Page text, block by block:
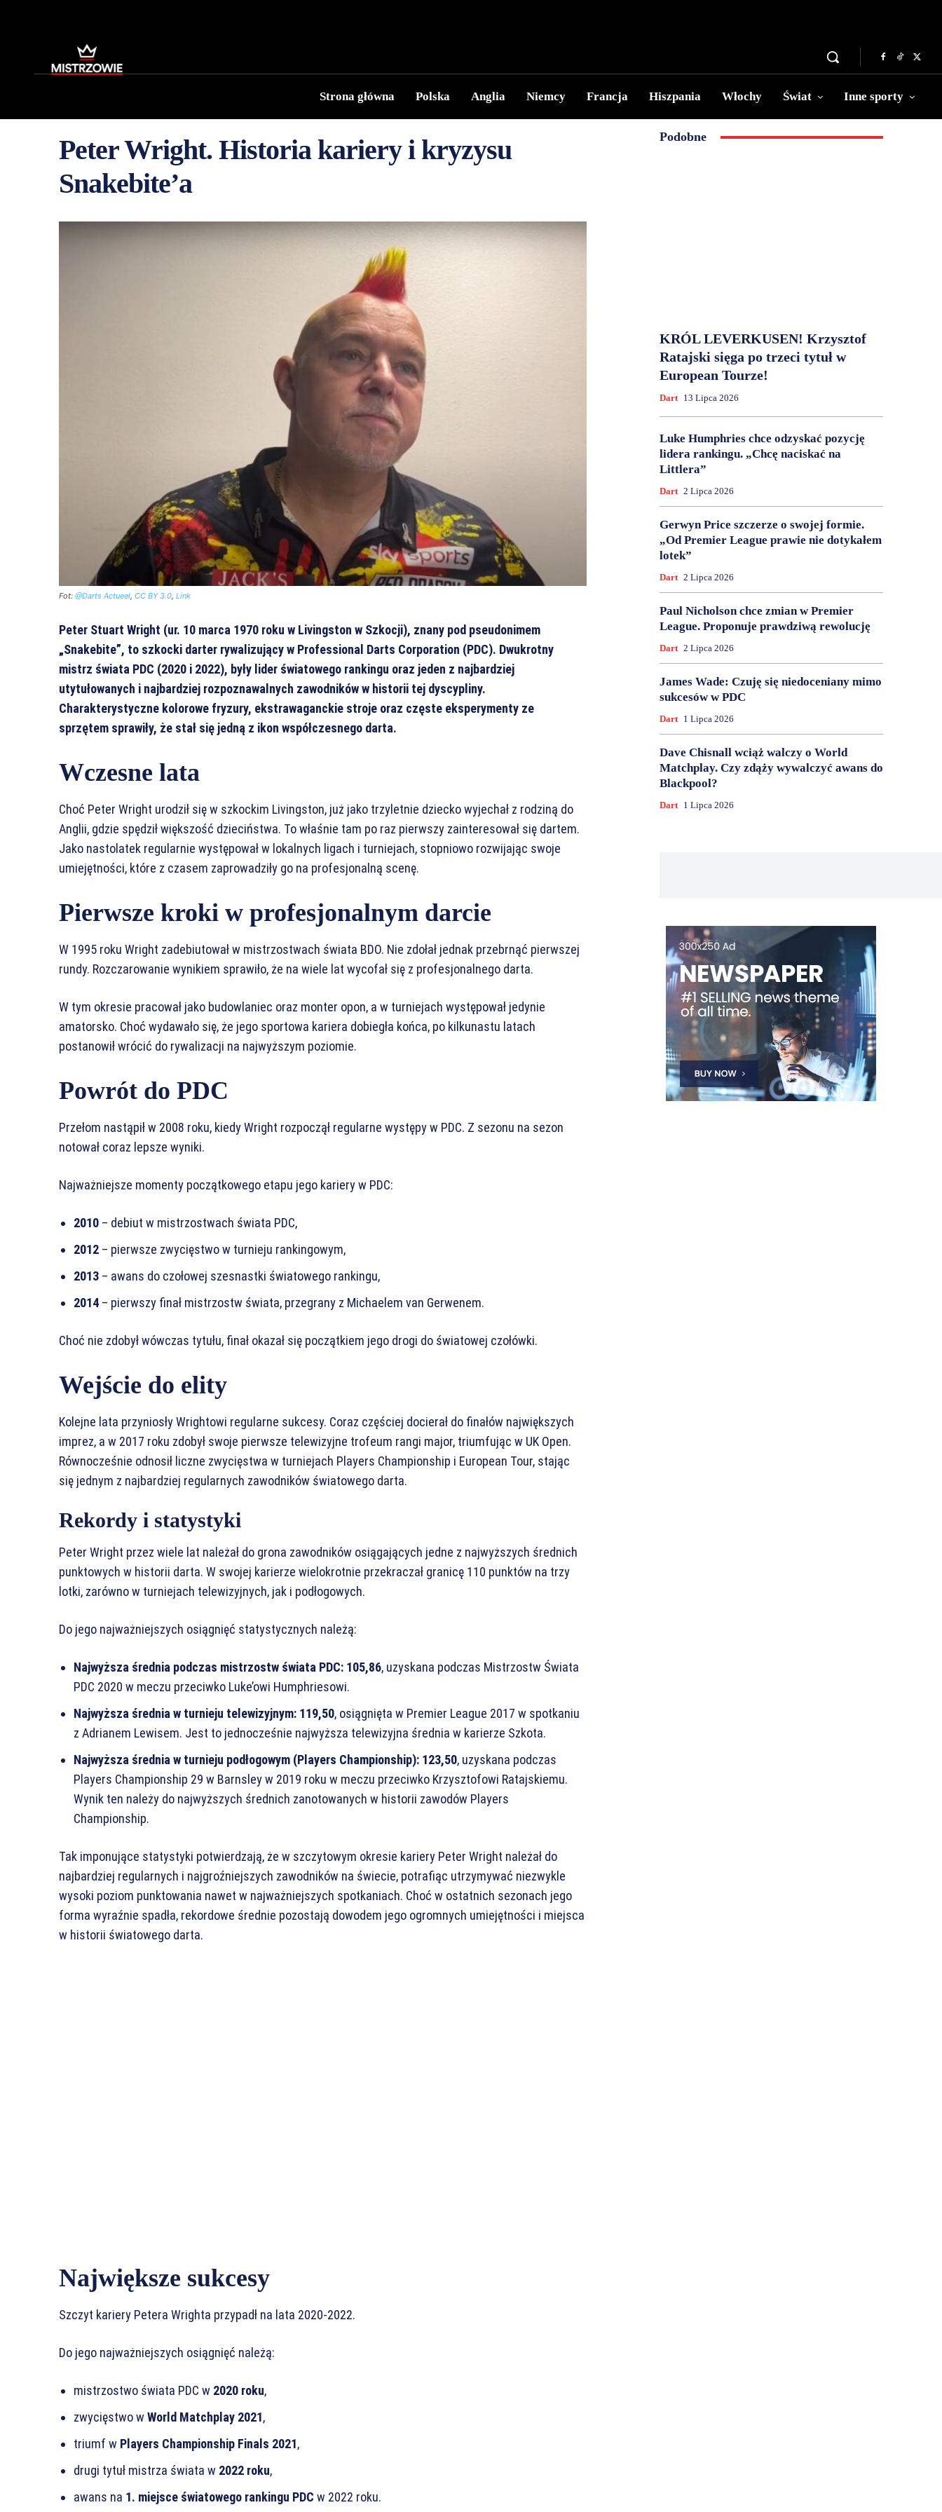
Strona główna Polska Anglia Niemcy Francja Hiszpania Włochy Świat Inne sporty
Peter Wright. Historia kariery i kryzysu
Snakebite’a
Fot: @Darts Actueel, CC BY 3.0, Link
Peter Stuart Wright (ur. 10 marca 1970 roku w Livingston w Szkocji), znany pod pseudonimem
„Snakebite”, to szkocki darter rywalizujący w Professional Darts Corporation (PDC). Dwukrotny
mistrz świata PDC (2020 i 2022), były lider światowego rankingu oraz jeden z najbardziej
utytułowanych i najbardziej rozpoznawalnych zawodników w historii tej dyscypliny.
Charakterystyczne kolorowe fryzury, ekstrawaganckie stroje oraz częste eksperymenty ze
sprzętem sprawiły, że stał się jedną z ikon współczesnego darta.
Wczesne lata
Choć Peter Wright urodził się w szkockim Livingston, już jako trzyletnie dziecko wyjechał z rodziną do
Anglii, gdzie spędził większość dzieciństwa. To właśnie tam po raz pierwszy zainteresował się dartem.
Jako nastolatek regularnie występował w lokalnych ligach i turniejach, stopniowo rozwijając swoje
umiejętności, które z czasem zaprowadziły go na profesjonalną scenę.
Pierwsze kroki w profesjonalnym darcie
W 1995 roku Wright zadebiutował w mistrzostwach świata BDO. Nie zdołał jednak przebrnąć pierwszej
rundy. Rozczarowanie wynikiem sprawiło, że na wiele lat wycofał się z profesjonalnego darta.
W tym okresie pracował jako budowlaniec oraz monter opon, a w turniejach występował jedynie
amatorsko. Choć wydawało się, że jego sportowa kariera dobiegła końca, po kilkunastu latach
postanowił wrócić do rywalizacji na najwyższym poziomie.
Powrót do PDC
Przełom nastąpił w 2008 roku, kiedy Wright rozpoczął regularne występy w PDC. Z sezonu na sezon
notował coraz lepsze wyniki.
Najważniejsze momenty początkowego etapu jego kariery w PDC:
2010 – debiut w mistrzostwach świata PDC,
2012 – pierwsze zwycięstwo w turnieju rankingowym,
2013 – awans do czołowej szesnastki światowego rankingu,
2014 – pierwszy finał mistrzostw świata, przegrany z Michaelem van Gerwenem.
Choć nie zdobył wówczas tytułu, finał okazał się początkiem jego drogi do światowej czołówki.
Wejście do elity
Kolejne lata przyniosły Wrightowi regularne sukcesy. Coraz częściej docierał do finałów największych
imprez, a w 2017 roku zdobył swoje pierwsze telewizyjne trofeum rangi major, triumfując w UK Open.
Równocześnie odnosił liczne zwycięstwa w turniejach Players Championship i European Tour, stając
się jednym z najbardziej regularnych zawodników światowego darta.
Rekordy i statystyki
Peter Wright przez wiele lat należał do grona zawodników osiągających jedne z najwyższych średnich
punktowych w historii darta. W swojej karierze wielokrotnie przekraczał granicę 110 punktów na trzy
lotki, zarówno w turniejach telewizyjnych, jak i podłogowych.
Do jego najważniejszych osiągnięć statystycznych należą:
Najwyższa średnia podczas mistrzostw świata PDC: 105,86, uzyskana podczas Mistrzostw Świata
PDC 2020 w meczu przeciwko Luke’owi Humphriesowi.
Najwyższa średnia w turnieju telewizyjnym: 119,50, osiągnięta w Premier League 2017 w spotkaniu
z Adrianem Lewisem. Jest to jednocześnie najwyższa telewizyjna średnia w karierze Szkota.
Najwyższa średnia w turnieju podłogowym (Players Championship): 123,50, uzyskana podczas
Players Championship 29 w Barnsley w 2019 roku w meczu przeciwko Krzysztofowi Ratajskiemu.
Wynik ten należy do najwyższych średnich zanotowanych w historii zawodów Players
Championship.
Tak imponujące statystyki potwierdzają, że w szczytowym okresie kariery Peter Wright należał do
najbardziej regularnych i najgroźniejszych zawodników na świecie, potrafiąc utrzymywać niezwykle
wysoki poziom punktowania nawet w najważniejszych spotkaniach. Choć w ostatnich sezonach jego
forma wyraźnie spadła, rekordowe średnie pozostają dowodem jego ogromnych umiejętności i miejsca
w historii światowego darta.
Największe sukcesy
Szczyt kariery Petera Wrighta przypadł na lata 2020-2022.
Do jego najważniejszych osiągnięć należą:
mistrzostwo świata PDC w 2020 roku,
zwycięstwo wWorld Matchplay 2021,
triumf w Players Championship Finals 2021,
drugi tytuł mistrza świata w 2022 roku,
awans na 1. miejsce światowego rankingu PDC w 2022 roku.
Podobne
KRÓL LEVERKUSEN! Krzysztof
Ratajski sięga po trzeci tytuł w
European Tourze!
Dart 13 Lipca 2026
Luke Humphries chce odzyskać pozycję
lidera rankingu. „Chcę naciskać na
Littlera”
Dart 2 Lipca 2026
Gerwyn Price szczerze o swojej formie.
„Od Premier League prawie nie dotykałem
lotek”
Dart 2 Lipca 2026
Paul Nicholson chce zmian w Premier
League. Proponuje prawdziwą rewolucję
Dart 2 Lipca 2026
James Wade: Czuję się niedoceniany mimo
sukcesów w PDC
Dart 1 Lipca 2026
Dave Chisnall wciąż walczy o World
Matchplay. Czy zdąży wywalczyć awans do
Blackpool?
Dart 1 Lipca 2026